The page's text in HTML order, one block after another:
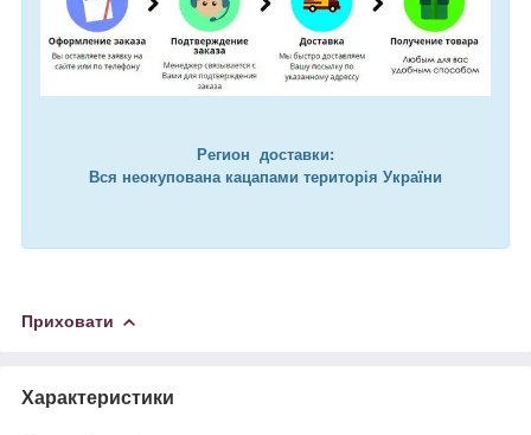
Регион доставки:
Вся неокупована кацапами територія України
Приховати
Характеристики